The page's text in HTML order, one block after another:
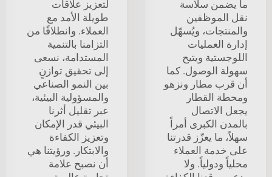
ما يضمن سلاسة
نقل الموظفين
والمنتجات، ويُسهّل
إدارة العمليات
اللوجستية ويتيح
سهولة الوصول. كما
أن قرب مطار ونزهو
ومحطة القطار
يجعل الاتصال
بالمدن الكبرى أمراً
سهلاً، ما يعزّز قدرتنا
على خدمة العملاء
محلياً ودولياً. ولا
لتعزيز علاقات
طويلة الأمد مع
العملاء. وانطلاقًا من
التزامنا بالتنمية
المستدامة، نسعى
إلى تحقيق توازنٍ
بين النمو الصناعي
والمسؤولية البيئية،
عبر تقليل أثرنا
البيئي قدر الإمكان
وتعزيز الكفاءة
والابتكار. ورؤيتنا هي
أن نصبح علامة